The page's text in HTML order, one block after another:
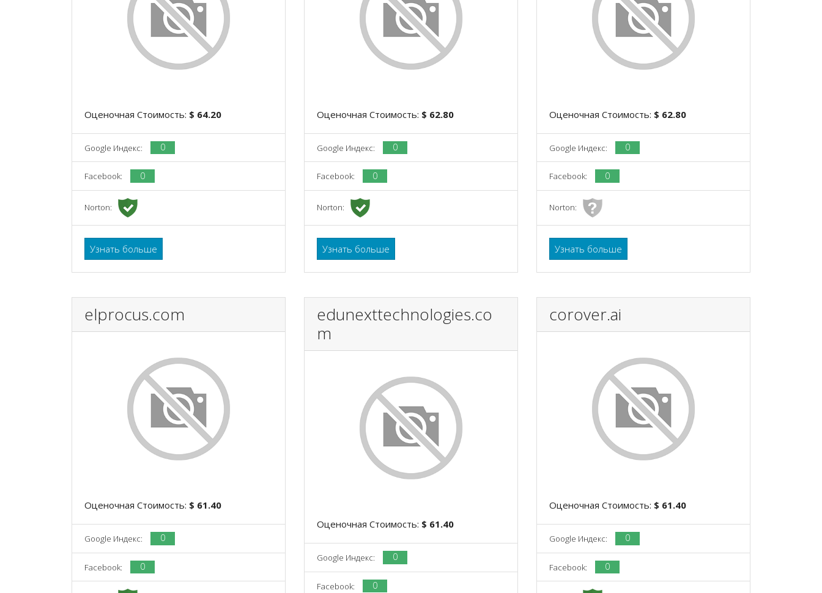
Оценочная Стоимость: $ 64.20
Google Индекс: 0
Facebook: 0
Norton:
Узнать больше
Оценочная Стоимость: $ 62.80
Google Индекс: 0
Facebook: 0
Norton:
Узнать больше
Оценочная Стоимость: $ 62.80
Google Индекс: 0
Facebook: 0
Norton:
Узнать больше
elprocus.com
Оценочная Стоимость: $ 61.40
Google Индекс: 0
Facebook: 0
edunexttechnologies.co
m
Оценочная Стоимость: $ 61.40
Google Индекс: 0
Facebook: 0
corover.ai
Оценочная Стоимость: $ 61.40
Google Индекс: 0
Facebook: 0